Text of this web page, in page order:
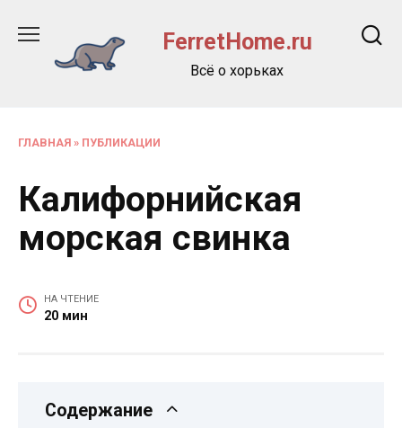
содержанию
FerretHome.ru
Всё о хорьках
ГЛАВНАЯ » ПУБЛИКАЦИИ
Калифорнийская
морская свинка
НА ЧТЕНИЕ
20 мин
Содержание